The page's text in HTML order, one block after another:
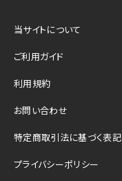
当サイトについて
ご利用ガイド
利用規約
お問い合わせ
特定商取引法に基づく表記
プライバシーポリシー